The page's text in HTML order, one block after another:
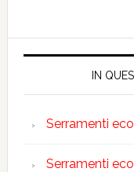
IN
Serramenti
Serramenti